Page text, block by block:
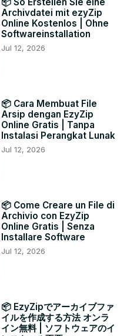
📦 So Erstellen Sie eine
Archivdatei mit ezyZip
Online Kostenlos | Ohne
Softwareinstallation
Jul 12, 2026
📦 Cara Membuat File
Arsip dengan EzyZip
Online Gratis | Tanpa
Instalasi Perangkat Lunak
Jul 12, 2026
📦 Come Creare un File di
Archivio con EzyZip
Online Gratis | Senza
Installare Software
Jul 12, 2026
📦 EzyZipでアーカイブファ
イルを作成する方法 オンラ
イン無料 | ソフトウェアのイ